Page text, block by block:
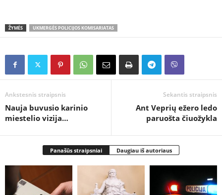
ŽYMĖS UKMERGĖS POLICIJOS KOMISARIATAS
Ankstesnis straipsnis
Nauja buvusio karinio
miestelio vizija…
Sekantis straipsnis
Ant Veprių ežero ledo
paruošta čiuožykla
Panašūs straipsniai Daugiau iš autoriaus